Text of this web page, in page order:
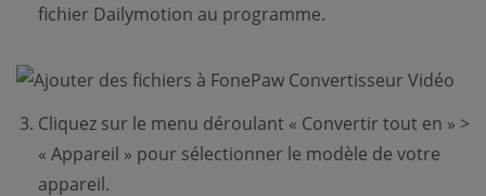
fichier Dailymotion au programme.
Cliquez sur le menu déroulant « Convertir tout en » >
« Appareil » pour sélectionner le modèle de votre
appareil.